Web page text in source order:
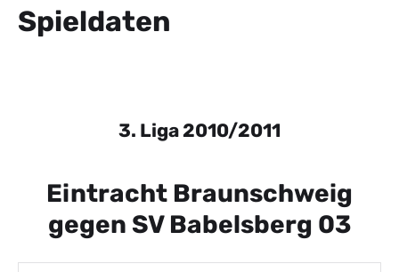
Spieldaten
3. Liga 2010/2011
Eintracht Braunschweig
gegen SV Babelsberg 03